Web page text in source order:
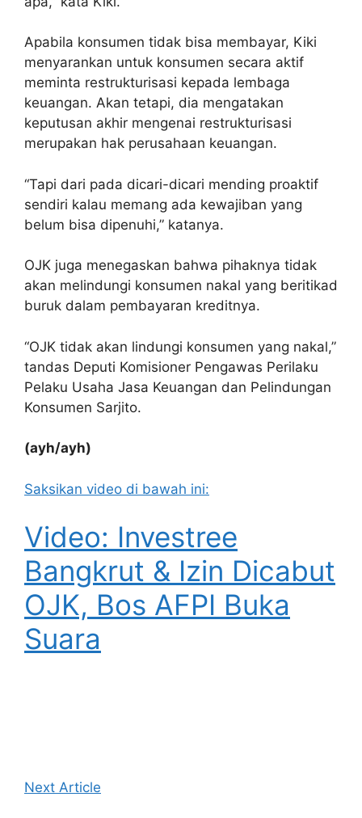
Apabila konsumen tidak bisa membayar, Kiki
menyarankan untuk konsumen secara aktif
meminta restrukturisasi kepada lembaga
keuangan. Akan tetapi, dia mengatakan
keputusan akhir mengenai restrukturisasi
merupakan hak perusahaan keuangan.
“Tapi dari pada dicari-dicari mending proaktif
sendiri kalau memang ada kewajiban yang
belum bisa dipenuhi,” katanya.
OJK juga menegaskan bahwa pihaknya tidak
akan melindungi konsumen nakal yang beritikad
buruk dalam pembayaran kreditnya.
“OJK tidak akan lindungi konsumen yang nakal,”
tandas Deputi Komisioner Pengawas Perilaku
Pelaku Usaha Jasa Keuangan dan Pelindungan
Konsumen Sarjito.
(ayh/ayh)
Saksikan video di bawah ini:
Video: Investree
Bangkrut & Izin Dicabut
OJK, Bos AFPI Buka
Suara
Next Article